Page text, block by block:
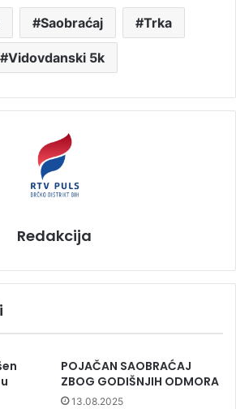
Saobraćaj Trka
Vidovdanski 5k
Redakcija
POJAČAN SAOBRAĆAJ
ZBOG GODIŠNJIH ODMORA
13.08.2025